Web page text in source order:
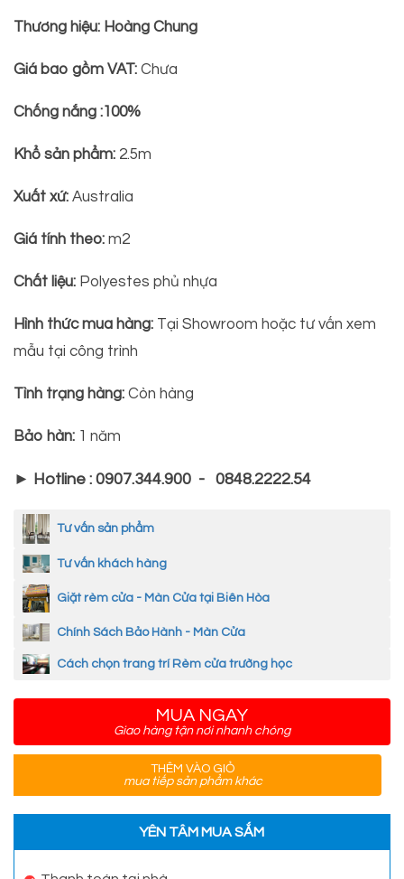
Thương hiệu: Hoàng Chung
Giá bao gồm VAT: Chưa
Chống nắng :100%
Khổ sản phẩm: 2.5m
Xuất xứ: Australia
Giá tính theo: m2
Chất liệu: Polyestes phủ nhựa
Hình thức mua hàng: Tại Showroom hoặc tư vấn xem
mẫu tại công trình
Tình trạng hàng: Còn hàng
Bảo hàn: 1 năm
► Hotline : 0907.344.900 - 0848.2222.54
Tư vấn sản phẩm
Tư vấn khách hàng
Giặt rèm cửa - Màn Cửa tại Biên Hòa
Chính Sách Bảo Hành - Màn Cửa
Cách chọn trang trí Rèm cửa trường học
MUA NGAY
Giao hàng tận nơi nhanh chóng
THÊM VÀO GIỎ
mua tiếp sản phẩm khác
YÊN TÂM MUA SẮM